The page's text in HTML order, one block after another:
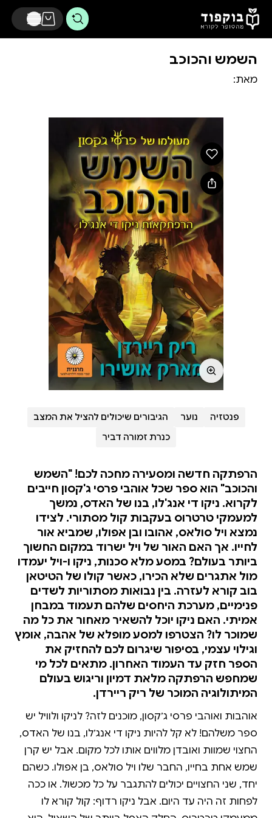
דלג לתוכן הראשי
השמש והכוכב
מאת:
פנטזיה נוער
הגיבורים שיכולים להציל את המצב
כנרת זמורה דביר
הרפתקה חדשה ומסעירה מחכה לכם! "השמש
והכוכב" הוא ספר שכל אוהבי פרסי ג'קסון חייבים
לקרוא. ניקו די אנג'לו, בנו של האדס, נמשך
למעמקי טרטרוס בעקבות קול מסתורי. לצידו
נמצא ויל סולאס, אהובו ובן אפולו, שמביא אור
לחייו. אך האם האור של ויל ישרוד במקום החשוך
ביותר בעולם? במסע מלא סכנות, ניקו ו-ויל יעמדו
מול אתגרים שלא הכירו, כאשר קולו של הטיטאן
בוב קורא לעזרה. בין נבואות מסתוריות לשדים
פנימיים, מערכת היחסים שלהם תעמוד במבחן
אמיתי. האם ניקו יוכל להשאיר מאחור את כל מה
שמוכר לו? הצטרפו למסע מופלא של אהבה, אומץ
וגילוי עצמי, בסיפור שיגרום לכם להחזיק את
הספר חזק עד העמוד האחרון. מתאים לכל מי
שמחפש הרפתקה מלאת דמיון וריגוש בעולם
המיתולוגיה המוכר של ריק ריירדן.
אוהבות ואוהבי פרסי ג׳קסון, מוכנים לזה? לניקו ולוויל יש
ספר משלהם! לא קל להיות ניקו די אנג׳לו, בנו של האדס,
החצוי שמוות ואובדן מלווים אותו לכל מקום. אבל יש קרן
שמש אחת בחייו, החבר שלו ויל סולאס, בן אפולו. כשהם
יחד, שני החצויים יכולים להתגבר על כל מכשול. או ככה
לפחות זה היה עד היום. אבל ניקו רדוף: קול קורא לו